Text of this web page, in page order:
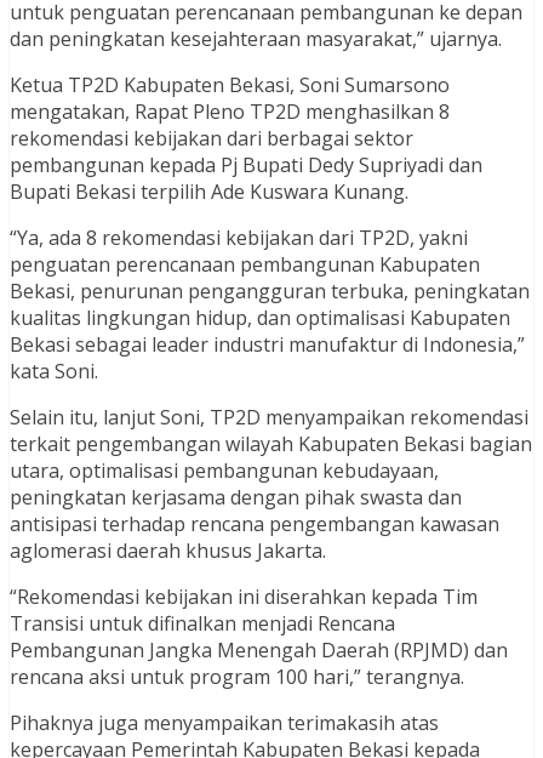
untuk penguatan perencanaan pembangunan ke depan
dan peningkatan kesejahteraan masyarakat,” ujarnya.
Ketua TP2D Kabupaten Bekasi, Soni Sumarsono
mengatakan, Rapat Pleno TP2D menghasilkan 8
rekomendasi kebijakan dari berbagai sektor
pembangunan kepada Pj Bupati Dedy Supriyadi dan
Bupati Bekasi terpilih Ade Kuswara Kunang.
“Ya, ada 8 rekomendasi kebijakan dari TP2D, yakni
penguatan perencanaan pembangunan Kabupaten
Bekasi, penurunan pengangguran terbuka, peningkatan
kualitas lingkungan hidup, dan optimalisasi Kabupaten
Bekasi sebagai leader industri manufaktur di Indonesia,”
kata Soni.
Selain itu, lanjut Soni, TP2D menyampaikan rekomendasi
terkait pengembangan wilayah Kabupaten Bekasi bagian
utara, optimalisasi pembangunan kebudayaan,
peningkatan kerjasama dengan pihak swasta dan
antisipasi terhadap rencana pengembangan kawasan
aglomerasi daerah khusus Jakarta.
“Rekomendasi kebijakan ini diserahkan kepada Tim
Transisi untuk difinalkan menjadi Rencana
Pembangunan Jangka Menengah Daerah (RPJMD) dan
rencana aksi untuk program 100 hari,” terangnya.
Pihaknya juga menyampaikan terimakasih atas
kepercayaan Pemerintah Kabupaten Bekasi kepada